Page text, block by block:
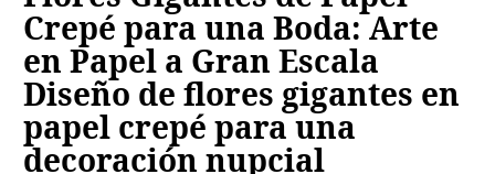
Crepé para una Boda: Arte
en Papel a Gran Escala
Diseño de flores gigantes en
papel crepé para una
decoración nupcial